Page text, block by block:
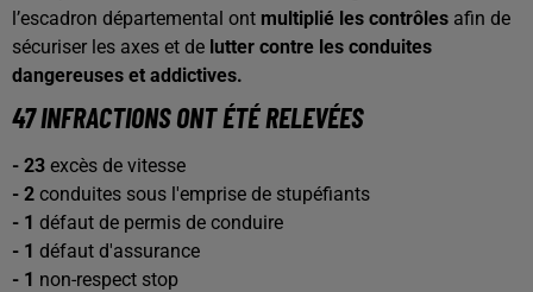
l’escadron départemental ont multiplié les contrôles afin de
sécuriser les axes et de lutter contre les conduites
dangereuses et addictives.
47 INFRACTIONS ONT ÉTÉ RELEVÉES
- 23 excès de vitesse
- 2 conduites sous l'emprise de stupéfiants
- 1 défaut de permis de conduire
- 1 défaut d'assurance
- 1 non-respect stop